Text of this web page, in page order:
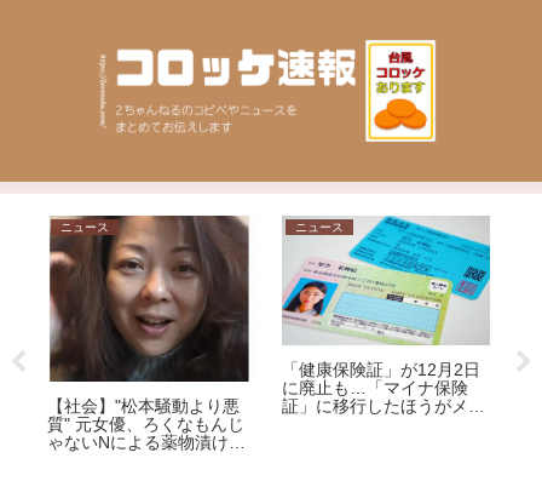
ニュース
【社会】"松本騒動より悪
質" 元女優、ろくなもんじ
ゃないNによる薬物漬けレ
ニュース
「健康保険証」が12月2日
に廃止も…「マイナ保険
証」に移行したほうがメリ
【